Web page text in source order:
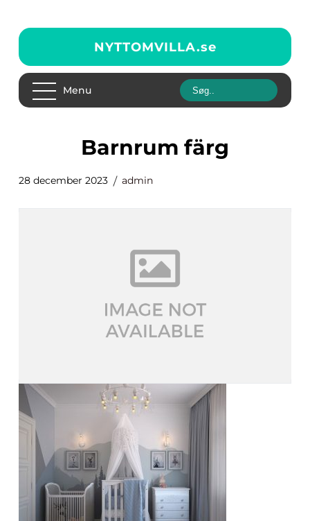
NYTTOMVILLA.se
Menu
barnrum färg
28 december 2023 admin